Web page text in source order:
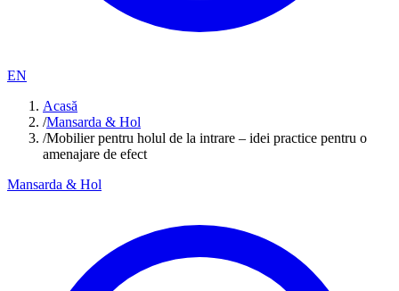
EN
Acasă
/Mansarda & Hol
/Mobilier pentru holul de la intrare – idei practice pentru o
amenajare de efect
Mansarda & Hol